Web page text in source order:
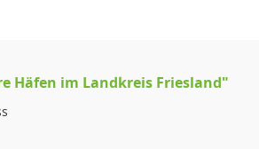
Häfen im Landkreis Friesland"